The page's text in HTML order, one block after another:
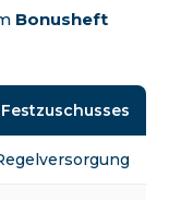
Bonusheft